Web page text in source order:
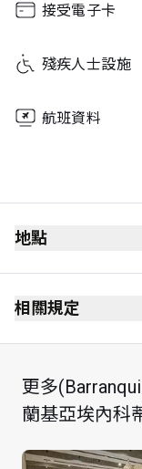
接受電子卡
殘疾人士設施
航班資料
地點
離境候機室
通過安全檢查後
相關規定
禁止吸煙（包括
無穿著要求
所有兒童必須由
最多可逗留 3 小
更多
蘭基亞埃內科